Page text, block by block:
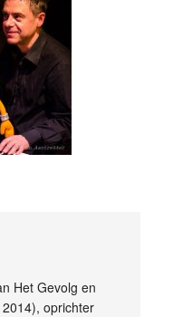
Het Gevolg en
oprichter